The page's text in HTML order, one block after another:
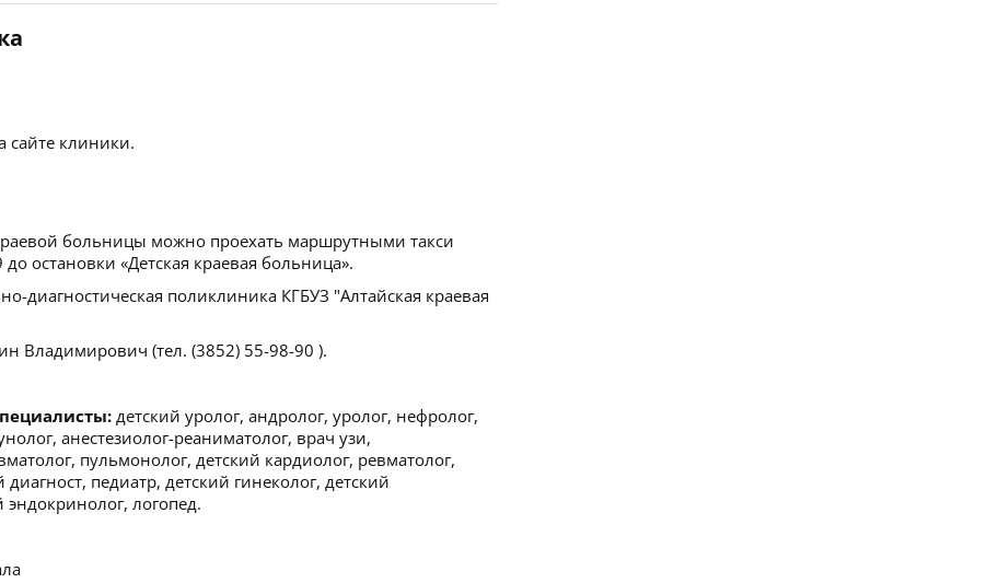
сайте клиники.
больницы можно проехать маршрутными такси
остановки «Детская краевая больница».
диагностическая поликлиника КГБУЗ "Алтайская краевая
Владимирович (тел. (3852) 55-98-90 ).
детский уролог, андролог, уролог, нефролог,
анестезиолог-реаниматолог, врач узи,
пульмонолог, детский кардиолог, ревматолог,
педиатр, детский гинеколог, детский
эндокринолог, логопед.